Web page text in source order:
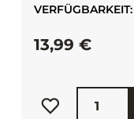
VERFÜGBARKEIT:
13,99 €
Menge